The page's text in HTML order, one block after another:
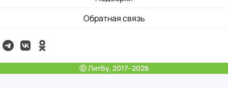
Обратная связь
ⓒ ЛитБу, 2017–2026